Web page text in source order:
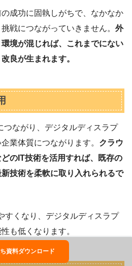
成功に固執しがちで、なかなか
戦につながっていきません。 外
境が混じれば、これまでにない
良が生まれます。
つながり、デジタルディスラプ
業体質につながります。 クラウ
のIT技術を活用すれば、既存の
技術を柔軟に取り入れられるで
すくなり、デジタルディスラプ
も低くなります。
資料ダウンロード